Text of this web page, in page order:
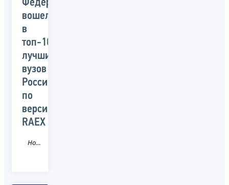
Федерации
вошел
в
топ-10
лучших
вузов
России
по
версии
RAEX
Новость